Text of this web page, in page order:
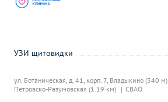
ул. Ботаническая, д. 41, корп. 7, Владыкино (340 м)
Петровско-Разумовская (1.19 км)
СВАО
УЗИ щитовидки